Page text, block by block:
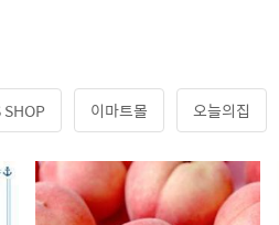
SHOP 이마트몰 오늘의집